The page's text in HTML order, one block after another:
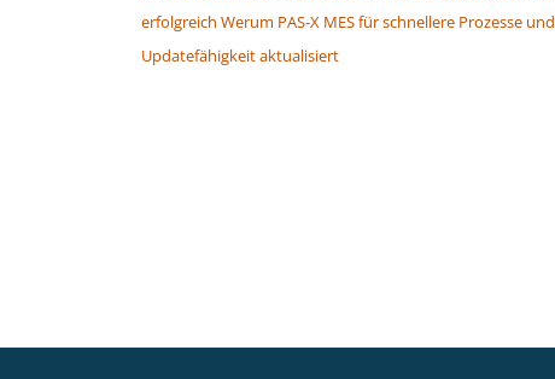
erfolgreich Werum PAS-X MES für schnellere Prozesse und
Updatefähigkeit aktualisiert